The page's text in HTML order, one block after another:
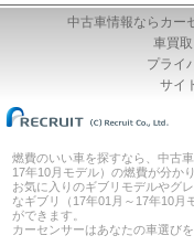
中古車情報ならカー
車買
プライ
サイ
燃費のいい車を探すなら、中古
17年10月モデル）の燃費が分かり
お気に入りのギブリモデルやグ
なギブリ（17年01月～17年10月
ができます。
カーセンサーはあなたの車選び